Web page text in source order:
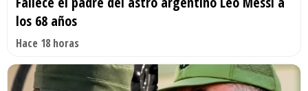
los 68 años
Hace 18 horas